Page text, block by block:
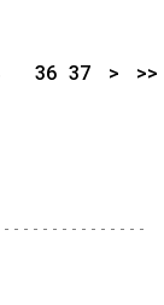
36 37 > >>